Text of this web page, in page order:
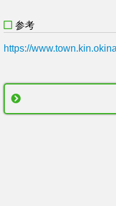
参考
https://